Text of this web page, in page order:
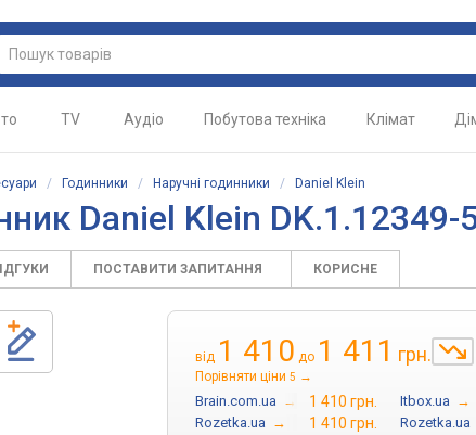
TV Аудіо Побутова техніка Клімат
/ Годинники / Наручні годинники / Daniel Klein
Daniel Klein DK.1.12349-
ПОСТАВИТИ ЗАПИТАННЯ КОРИСНЕ
від 1 410 до 1 411 грн.
Порівняти ціни 5 →
Brain.com.ua → 1 410 грн. Itbox.ua →
Rozetka.ua → 1 410 грн. Rozetka.ua